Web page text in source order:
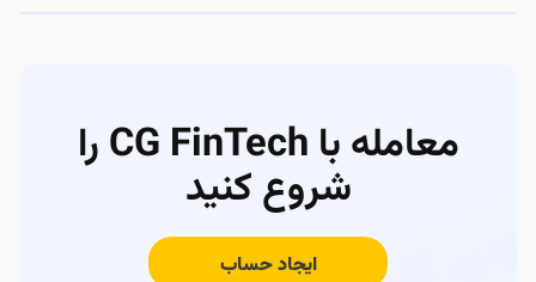
معامله با CG FinTech را
شروع کنید
ایجاد حساب